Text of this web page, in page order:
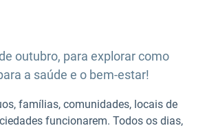
outubro, para explorar como
a saúde e o bem-estar!
famílias, comunidades, locais de
funcionarem. Todos os dias,